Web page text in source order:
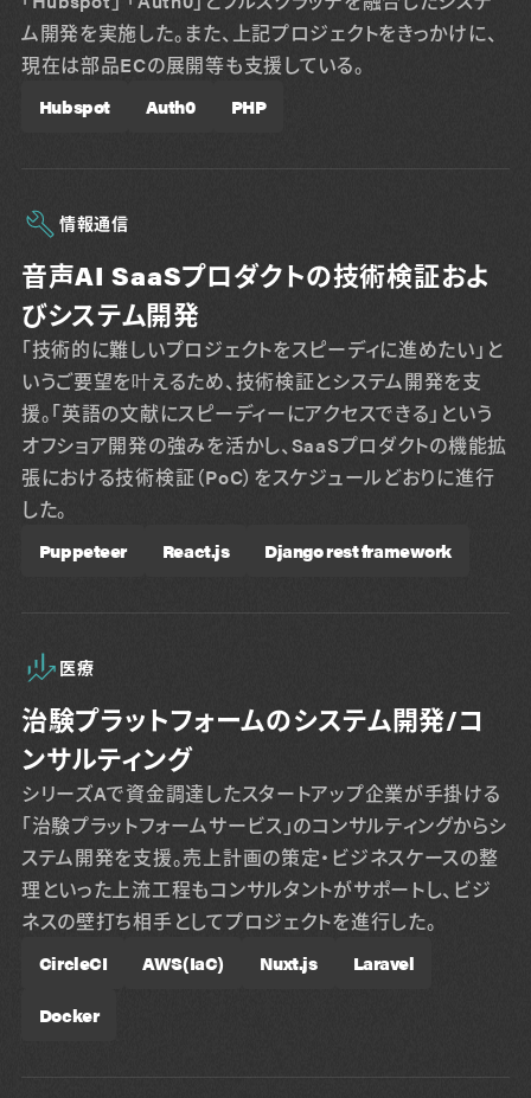
ム開発を実施した。また、上記プロジェクトをきっかけに、
現在は部品ECの展開等も支援している。
Hubspot Auth0 PHP
情報通信
音声AI SaaSプロダクトの技術検証およ
びシステム開発
「技術的に難しいプロジェクトをスピーディに進めたい」と
いうご要望を叶えるため、技術検証とシステム開発を支
援。「英語の文献にスピーディーにアクセスできる」という
オフショア開発の強みを活かし、SaaSプロダクトの機能拡
張における技術検証（PoC）をスケジュールどおりに進行
した。
Puppeteer React.js Django rest framework
医療
治験プラットフォームのシステム開発/コ
ンサルティング
シリーズAで資金調達したスタートアップ企業が手掛ける
「治験プラットフォームサービス」のコンサルティングからシ
ステム開発を支援。売上計画の策定・ビジネスケースの整
理といった上流工程もコンサルタントがサポートし、ビジ
ネスの壁打ち相手としてプロジェクトを進行した。
CircleCI AWS(IaC) Nuxt.js Laravel
Docker